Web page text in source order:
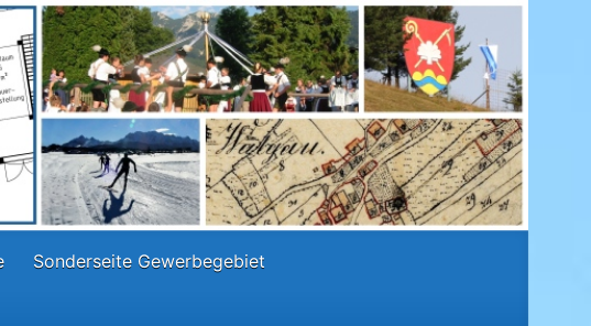
Sonderseite Gewerbegebiet